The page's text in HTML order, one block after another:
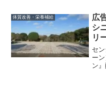
体質改善・栄養補給
広
シ
リ
セ
ー
ン